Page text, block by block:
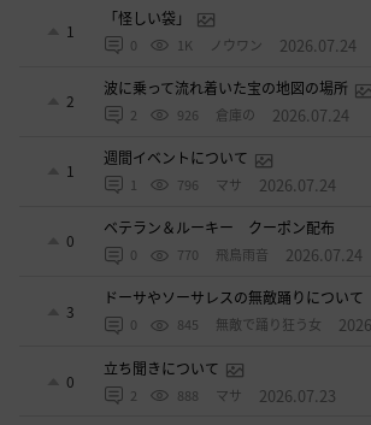
1
「怪しい袋」
0 1K ノウワン 2026.07.24
2
波に乗って流れ着いた宝の地図の場所
2 926 倉庫の 2026.07.24
1
週間イベントについて
1 796 マサ 2026.07.24
0
ベテラン＆ルーキー クーポン配布
0 770 飛鳥雨音 2026.07.24
3
ドーサやソーサレスの無敵踊りについて
0 845 無敵で踊り狂う女
0
立ち聞きについて
2 888 マサ 2026.07.23